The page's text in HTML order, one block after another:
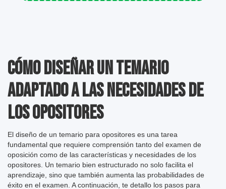
Cómo Diseñar un Temario
Adaptado a las Necesidades de
los Opositores
El diseño de un temario para opositores es una tarea
fundamental que requiere comprensión tanto del examen de
oposición como de las características y necesidades de los
opositores. Un temario bien estructurado no solo facilita el
aprendizaje, sino que también aumenta las probabilidades de
éxito en el examen. A continuación, te detallo los pasos para